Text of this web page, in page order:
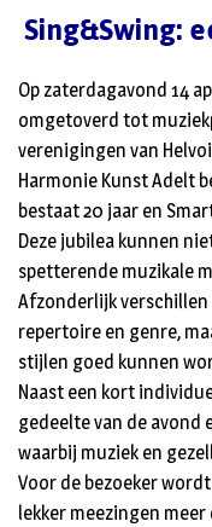
Sing&Swing:
Op zaterdagavond 14
omgetoverd tot
verenigingen van
Harmonie Kunst Adelt
bestaat 20 jaar en
Deze jubilea kunnen
spetterende muzikale
Afzonderlijk
repertoire en genre,
stijlen goed kunnen
Naast een kort
gedeelte van de avond
waarbij muziek en
Voor de bezoeker
lekker meezingen meer